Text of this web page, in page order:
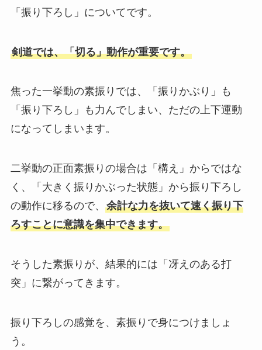
「振り下ろし」についてです。
剣道では、「切る」動作が重要です。
焦った一挙動の素振りでは、「振りかぶり」も
「振り下ろし」も力んでしまい、ただの上下運動
になってしまいます。
二挙動の正面素振りの場合は「構え」からではな
く、「大きく振りかぶった状態」から振り下ろし
の動作に移るので、 余計な力を抜いて速く振り下
ろすことに意識を集中できます。
そうした素振りが、結果的には「冴えのある打
突」に繋がってきます。
振り下ろしの感覚を、素振りで身につけましょ
う。